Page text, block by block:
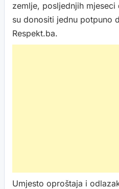
zemlje, posljednjih
su donositi jednu potpuno
Respekt.ba.
Umjesto oproštaja i